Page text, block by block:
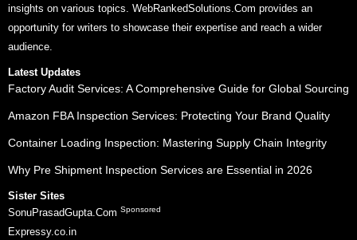
insights on various topics. WebRankedSolutions.Com provides an
opportunity for writers to showcase their expertise and reach a wider
audience.
Latest Updates
Factory Audit Services: A Comprehensive Guide for Global Sourcing
Amazon FBA Inspection Services: Protecting Your Brand Quality
Container Loading Inspection: Mastering Supply Chain Integrity
Why Pre Shipment Inspection Services are Essential in 2026
Sister Sites
SonuPrasadGupta.Com Sponsored
Expressy.co.in